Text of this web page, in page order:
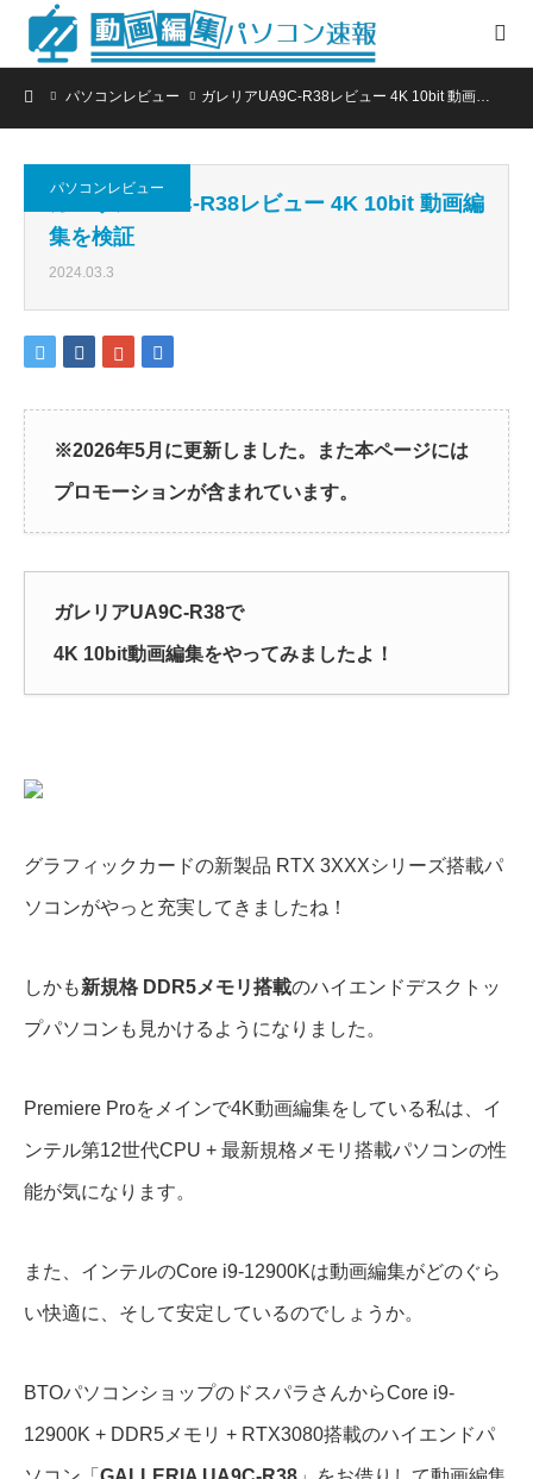
ホームパソコンレビュー ガレリアUA9C-R38レビュー 4K 10bit 動画…
パソコンレビュー
ガレリアUA9C-R38レビュー 4K 10bit 動画編
集を検証
2024.03.3
※2026年5月に更新しました。また本ページには
プロモーションが含まれています。
ガレリアUA9C-R38で
4K 10bit動画編集をやってみましたよ！
グラフィックカードの新製品 RTX 3XXXシリーズ搭載パ
ソコンがやっと充実してきましたね！
しかも新規格 DDR5メモリ搭載のハイエンドデスクトッ
プパソコンも見かけるようになりました。
Premiere Proをメインで4K動画編集をしている私は、イ
ンテル第12世代CPU + 最新規格メモリ搭載パソコンの性
能が気になります。
また、インテルのCore i9-12900Kは動画編集がどのぐら
い快適に、そして安定しているのでしょうか。
BTOパソコンショップのドスパラさんからCore i9-
12900K + DDR5メモリ + RTX3080搭載のハイエンドパ